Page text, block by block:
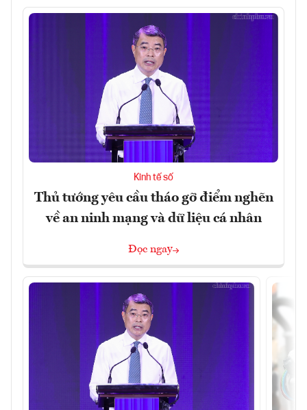
Kinh tế số
Thủ tướng yêu cầu tháo gỡ điểm nghẽn
về an ninh mạng và dữ liệu cá nhân
Đọc ngay